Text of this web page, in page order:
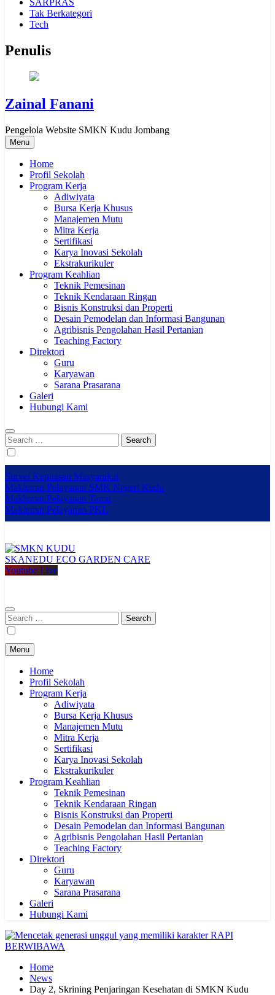
SARPRAS
Tak Berkategori
Tech
Penulis
Zainal Fanani
Pengelola Website SMKN Kudu Jombang
Menu
Home
Profil Sekolah
Program Kerja
Adiwiyata
Bursa Kerja Khusus
Manajemen Mutu
Mitra Kerja
Sertifikasi
Karya Inovasi Sekolah
Ekstrakurikuler
Program Keahlian
Teknik Pemesinan
Teknik Kendaraan Ringan
Bisnis Konstruksi dan Properti
Desain Pemodelan dan Informasi Bangunan
Agribisnis Pengolahan Hasil Pertanian
Teaching Factory
Direktori
Guru
Karyawan
Sarana Prasarana
Galeri
Hubungi Kami
Search
for:
Survei Kepuasan Masyarakat
Maklumat Pelayanan SMK Negeri Kudu
Maklumat Pelayanan Tamu
Maklumat Pelayanan PKL
SMKN KUDU
Mencetak Generasi Unggul Berkarakter RAPI BERWIBAWA
SKANEDU ECO GARDEN CARE
Youtube Live
Search
for:
Menu
Home
Profil Sekolah
Program Kerja
Adiwiyata
Bursa Kerja Khusus
Manajemen Mutu
Mitra Kerja
Sertifikasi
Karya Inovasi Sekolah
Ekstrakurikuler
Program Keahlian
Teknik Pemesinan
Teknik Kendaraan Ringan
Bisnis Konstruksi dan Properti
Desain Pemodelan dan Informasi Bangunan
Agribisnis Pengolahan Hasil Pertanian
Teaching Factory
Direktori
Guru
Karyawan
Sarana Prasarana
Galeri
Hubungi Kami
Home
News
Day 2, Skrining Penjaringan Kesehatan di SMKN Kudu